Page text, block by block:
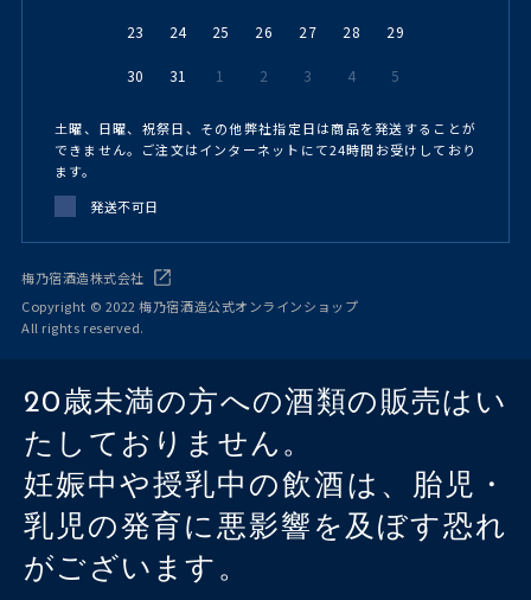
23 24 25 26 27 28 29
30 31 1 2 3 4 5
土曜、日曜、祝祭日、その他弊社指定日は商品を発送することが
できません。ご注文はインターネットにて24時間お受けしており
ます。
発送不可日
梅乃宿酒造株式会社
Copyright © 2022 梅乃宿酒造公式オンラインショップ
All rights reserved.
20歳未満の方への酒類の販売はい
たしておりません。
妊娠中や授乳中の飲酒は、胎児・
乳児の発育に悪影響を及ぼす恐れ
がございます。